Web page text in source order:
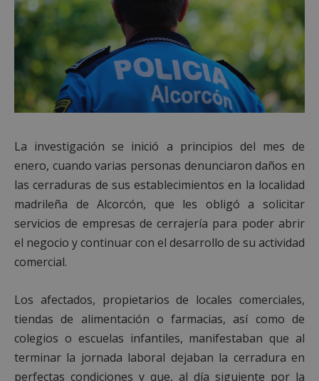
La investigación se inició a principios del mes de
enero, cuando varias personas denunciaron daños en
las cerraduras de sus establecimientos en la localidad
madrileña de Alcorcón, que les obligó a solicitar
servicios de empresas de cerrajería para poder abrir
el negocio y continuar con el desarrollo de su actividad
comercial.
Los afectados, propietarios de locales comerciales,
tiendas de alimentación o farmacias, así como de
colegios o escuelas infantiles, manifestaban que al
terminar la jornada laboral dejaban la cerradura en
perfectas condiciones y que, al día siguiente por la